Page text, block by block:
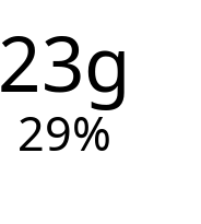
23g
29%